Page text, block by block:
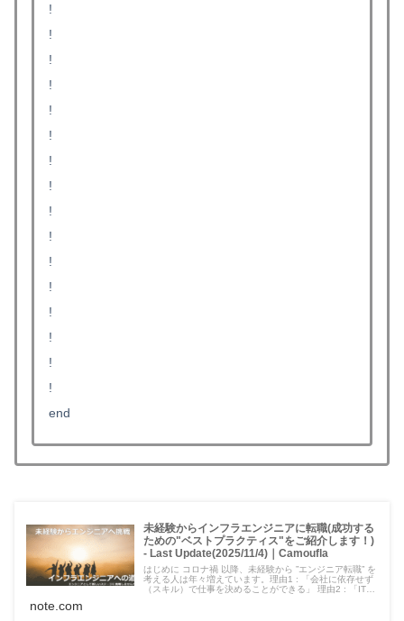
!
!
!
!
!
!
!
!
!
!
!
!
!
!
!
!
end
未経験からインフラエンジニアに転職(成功する
ための"ベストプラクティス"をご紹介します！)
- Last Update(2025/11/4)｜Camoufla
はじめに コロナ禍 以降、未経験から ”エンジニア転職” を
考える人は年々増えています。理由1 : 「会社に依存せず
（スキル）で仕事を決めることができる」 理由2 : 「IT業
note.com